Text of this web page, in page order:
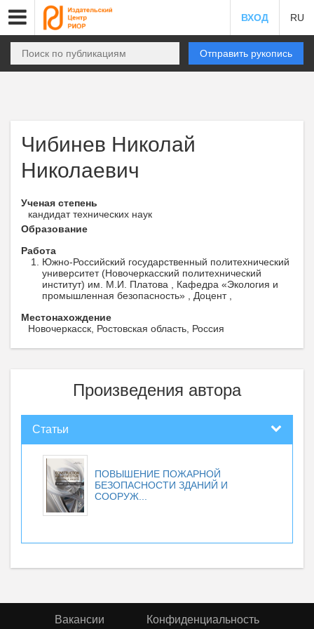
ВХОД RU
Отправить рукопись
Чибинев Николай
Николаевич
Ученая степень
кандидат технических наук
Образование
Работа
Южно-Российский государственный политехнический
университет (Новочеркасский политехнический
институт) им. М.И. Платова , Кафедра «Экология и
промышленная безопасность» , Доцент ,
Местонахождение
Новочеркасск, Ростовская область, Россия
Произведения автора
Статьи
ПОВЫШЕНИЕ ПОЖАРНОЙ
БЕЗОПАСНОСТИ ЗДАНИЙ И
СООРУЖ...
Вакансии Конфиденциальность